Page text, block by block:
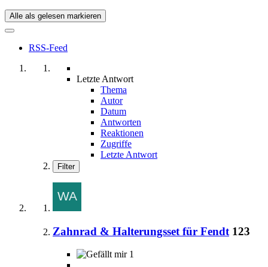
Alle als gelesen markieren
RSS-Feed
Letzte Antwort
Thema
Autor
Datum
Antworten
Reaktionen
Zugriffe
Letzte Antwort
Filter
Zahnrad & Halterungsset für Fendt 123
1